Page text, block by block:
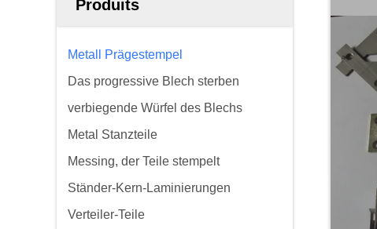
Produits
Metall Prägestempel
Das progressive Blech sterben
verbiegende Würfel des Blechs
Metal Stanzteile
Messing, der Teile stempelt
Ständer-Kern-Laminierungen
Verteiler-Teile